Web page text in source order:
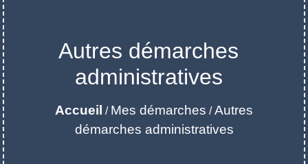
Autres démarches
administratives
Accueil / Mes démarches /Autres
démarches administratives